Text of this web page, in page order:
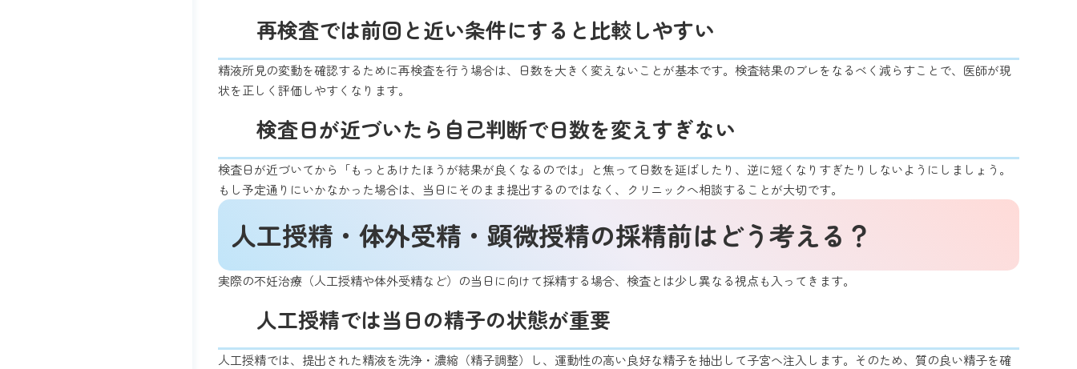
再検査では前回と近い条件にすると比較しやすい
精液所見の変動を確認するために再検査を行う場合は、日数を大きく変えないことが基本です。検査結果のブレをなるべく減らすことで、医師が現
状を正しく評価しやすくなります。
検査日が近づいたら自己判断で日数を変えすぎない
検査日が近づいてから「もっとあけたほうが結果が良くなるのでは」と焦って日数を延ばしたり、逆に短くなりすぎたりしないようにしましょう。
もし予定通りにいかなかった場合は、当日にそのまま提出するのではなく、クリニックへ相談することが大切です。
人工授精・体外受精・顕微授精の採精前はどう考える？
実際の不妊治療（人工授精や体外受精など）の当日に向けて採精する場合、検査とは少し異なる視点も入ってきます。
人工授精では当日の精子の状態が重要
人工授精では、提出された精液を洗浄・濃縮（精子調整）し、運動性の高い良好な精子を抽出して子宮へ注入します。そのため、質の良い精子を確